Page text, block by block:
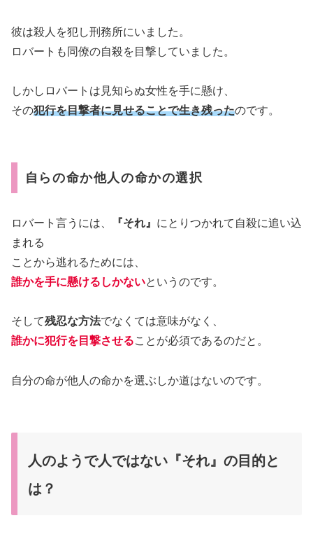
彼は殺人を犯し刑務所にいました。
ロバートも同僚の自殺を目撃していました。
しかしロバートは見知らぬ女性を手に懸け、
その犯行を目撃者に見せることで生き残ったのです。
自らの命か他人の命かの選択
ロバート言うには、 『それ』 にとりつかれて自殺に追い込
まれる
ことから逃れるためには、
誰かを手に懸けるしかないというのです。
そして残忍な方法でなくては意味がなく、
誰かに犯行を目撃させることが必須であるのだと。
自分の命が他人の命かを選ぶしか道はないのです。
人のようで人ではない『それ』の目的と
は？